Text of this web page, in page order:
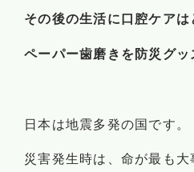
その後の生活に口腔ケアは
ペーパー歯磨きを防災グ
日本は地震多発の国です。
災害発生時は、命が最も大